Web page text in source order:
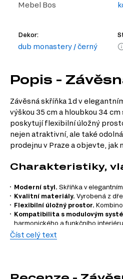
Mebel Bos
Dekor:
dub monastery / černý
Popis -
Závěsná skříňka 1d v
výškou 35 cm a hloubkou 34
poskytují flexibilní úložný
nejen atraktivní, ale také
prodejnu v Praze a objevte,
Charakteristiky,
Moderní styl. Skříňka v
Kvalitní materiály. Vyrobená z
Flexibilní úložný prostor.
Kompatibilita s modulovým
harmonického a funkčního interiéru.
Informace o sérii
dokonalý domov podle vašich
Číst celý text